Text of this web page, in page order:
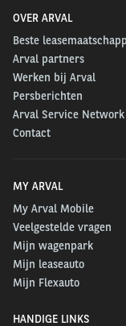
OVER ARVAL
Beste
Arval partners
Werken bij Arval
Persberichten
Arval Service Network
Contact
MY ARVAL
My Arval Mobile
Veelgestelde vragen
Mijn wagenpark
Mijn leaseauto
Mijn Flexauto
HANDIGE LINKS